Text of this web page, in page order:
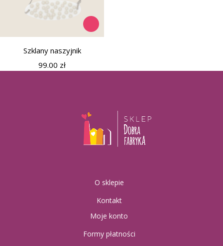
Szklany naszyjnik
99.00 zł
O sklepie
Kontakt
Moje konto
Formy płatności